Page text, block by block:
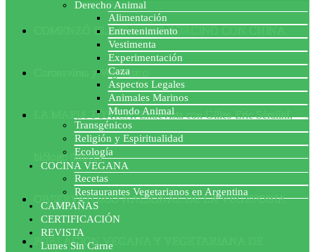
COMENZÓ EL ACUERDO PORCINO CON CHINA
Coronavirus y Veganismo
LA MAFIA TÓXICA: Entrevista con Gilles-Eric Séralini,
biólogo francés
OBSERVATORIO NACIONAL DE LA VEGEFOBIA
POBLACION VEGANA Y VEGETARIANA DE
Derecho Animal
Alimentación
Entretenimiento
Vestimenta
Experimentación
Caza
Aspectos Legales
Animales Marinos
Mundo Animal
Transgénicos
Religión y Espiritualidad
Ecología
COCINA VEGANA
Recetas
Restaurantes Vegetarianos en Argentina
CAMPAÑAS
CERTIFICACIÓN
REVISTA
Lunes Sin Carne